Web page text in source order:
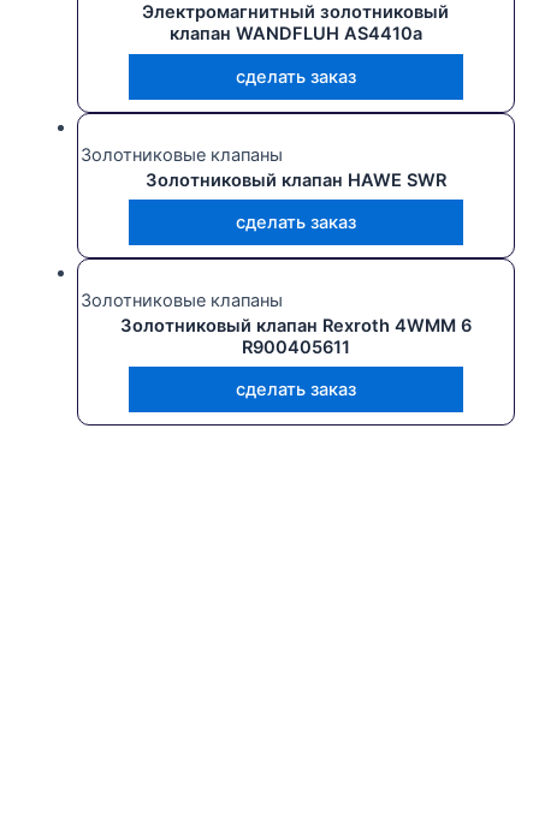
Электромагнитный золотниковый
клапан WANDFLUH AS4410a
сделать заказ
Золотниковые клапаны
Золотниковый клапан HAWE SWR
сделать заказ
Золотниковые клапаны
Золотниковый клапан Rexroth 4WMM 6
R900405611
сделать заказ